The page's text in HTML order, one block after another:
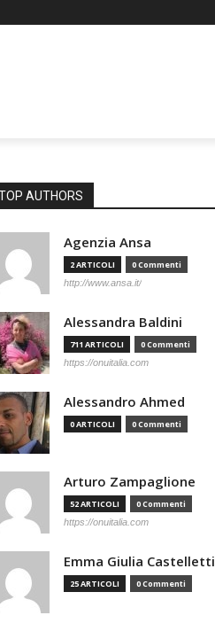
AUTHORS
Agenzia Ansa
2 ARTICOLI 0 Commenti
http://www.ansa.it/
Alessandra Baldini
711 ARTICOLI 0 Commenti
https://onuitalia.com
Alessandro Ahmed
0 ARTICOLI 0 Commenti
Arturo Zampaglione
52 ARTICOLI 0 Commenti
https://onuitalia.com
Emma Giulia Castelletti
25 ARTICOLI 0 Commenti